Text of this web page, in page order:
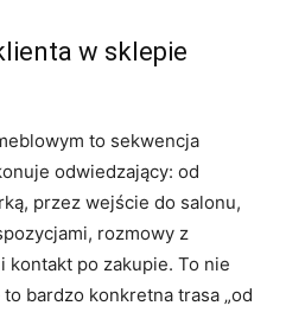
w sklepie
to sekwencja
odwiedzający: od
przez wejście do salonu,
rozmowy z
kontakt po zakupie. To nie
bardzo konkretna trasa „od